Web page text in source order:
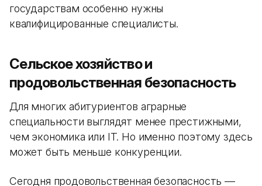
государствам особенно нужны
квалифицированные специалисты.
Сельское хозяйство и
продовольственная безопасность
Для многих абитуриентов аграрные
специальности выглядят менее престижными,
чем экономика или IT. Но именно поэтому здесь
может быть меньше конкуренции.
Сегодня продовольственная безопасность —